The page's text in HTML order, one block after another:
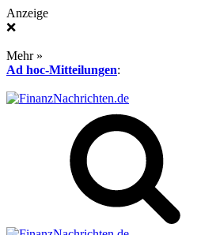
Anzeige
❌
Mehr »
Ad hoc-Mitteilungen: